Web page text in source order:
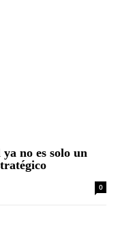
no es solo un
0